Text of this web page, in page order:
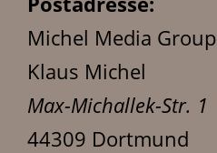
Michel Media Group
Klaus Michel
Max-Michallek-Str. 1
44309 Dortmund